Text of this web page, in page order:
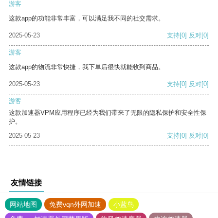
游客
这款app的功能非常丰富，可以满足我不同的社交需求。
2025-05-23 支持[0] 反对[0]
游客
这款app的物流非常快捷，我下单后很快就能收到商品。
2025-05-23 支持[0] 反对[0]
游客
这款加速器VPM应用程序已经为我们带来了无限的隐私保护和安全性保
护。
2025-05-23
支持[0] 反对[0]
友情链接
网站地图 免费vqn外网加速
小蓝鸟